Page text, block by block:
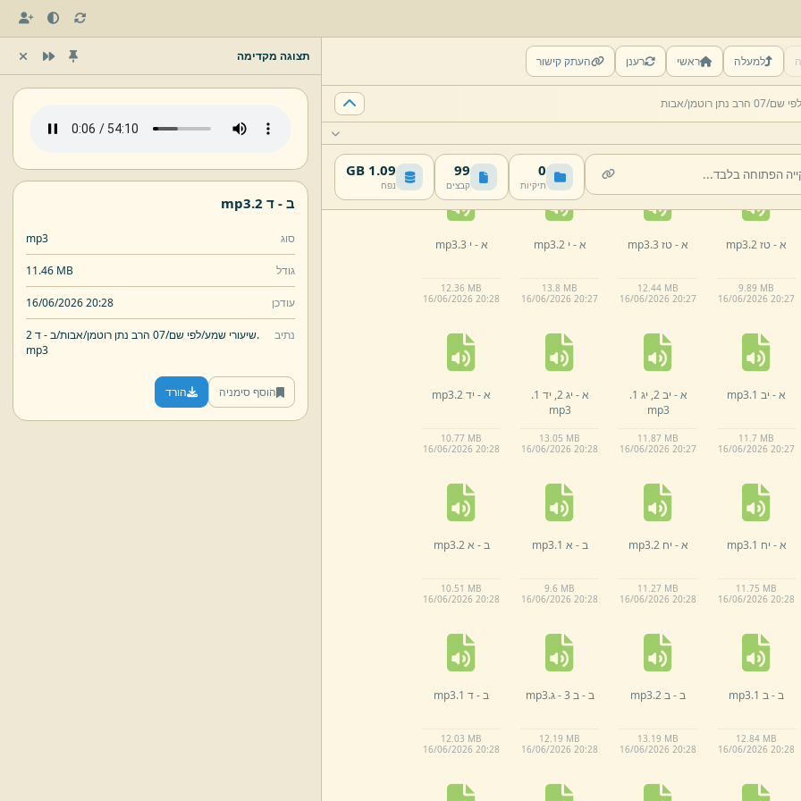
למעלה ראשי רענן העתק קישור
לפי שם/07 הרב נתן רוטמן/ אבות
0
תיקיות
99
קבצים
1.09 GB
נפח
16/06/2026 20:27
16/06/2026 20:27
16/06/2026 20:27
16/06/2026 20:27
א -טז 2. mp3
9.89 MB
16/06/2026 20:27
א -טז 3. mp3
12.44 MB
16/06/2026 20:27
א - י 2. mp3
13.8 MB
16/06/2026 20:27
א - י 3. mp3
12.36 MB
16/06/2026 20:28
א - יב 1. mp3
11.7 MB
16/06/2026 20:27
א - יב 2,
יג 1.
mp3
11.87 MB
16/06/2026 20:27
א - יג 2,
יד 1.
mp3
13.05 MB
16/06/2026 20:28
א - יד 2. mp3
10.77 MB
16/06/2026 20:28
א - יח 1. mp3
11.75 MB
16/06/2026 20:28
א - יח 2. mp3
11.27 MB
16/06/2026 20:28
ב - א 1. mp3
9.6 MB
16/06/2026 20:28
ב - א 2. mp3
10.51 MB
16/06/2026 20:28
ב -ב 1. mp3
12.84 MB
16/06/2026 20:28
ב -ב 2. mp3
13.19 MB
16/06/2026 20:28
ב -ב 3 - ג.mp3
12.19 MB
16/06/2026 20:28
ב -ד 1. mp3
12.03 MB
16/06/2026 20:28
תצוגה מקדימה
ב - ד 2. mp3
סוג mp3
גודל 11.46 MB
עודכן 16/06/2026 20:28
נתיב שיעורי שמע/לפי שם/07 הרב נתן רוטמן/ אבות/ב -
ד 2.
mp3
הוסף סימניה הורד